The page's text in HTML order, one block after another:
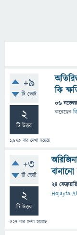
+9
টি ভোট
2
টি উত্তর
1,973 বার দেখা হয়েছে
কি
06
করেছেন
+3
টি ভোট
2
টি উত্তর
527 বার দেখা হয়েছে
24
Hojayfa